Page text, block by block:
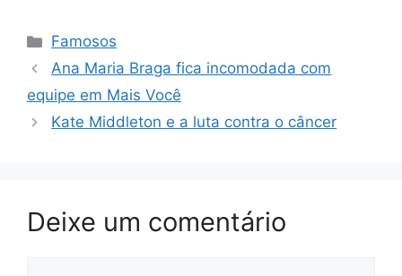
Categorias
Famosos
Ana Maria Braga fica incomodada com
equipe em Mais Você
Kate Middleton e a luta contra o câncer
Deixe um comentário